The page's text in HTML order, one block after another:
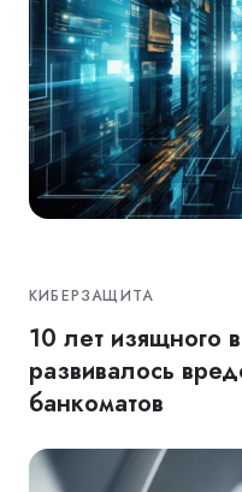
КИБЕРЗАЩИТА
10 лет изящного
развивалось
банкоматов